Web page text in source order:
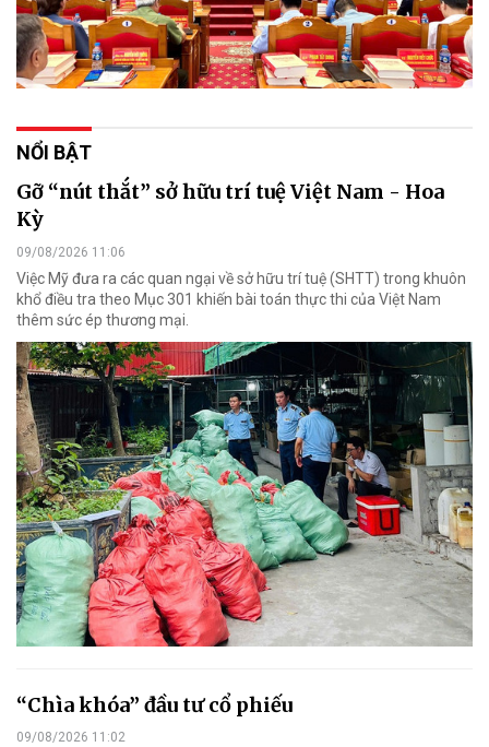
NỔI BẬT
Gỡ “nút thắt” sở hữu trí tuệ Việt Nam - Hoa
Kỳ
09/08/2026 11:06
Việc Mỹ đưa ra các quan ngại về sở hữu trí tuệ (SHTT) trong khuôn
khổ điều tra theo Mục 301 khiến bài toán thực thi của Việt Nam
thêm sức ép thương mại.
“Chìa khóa” đầu tư cổ phiếu
09/08/2026 11:02